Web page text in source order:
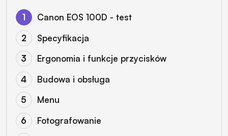
Canon EOS 100D - test
Specyfikacja
Ergonomia i funkcje przycisków
Budowa i obsługa
Menu
Fotografowanie